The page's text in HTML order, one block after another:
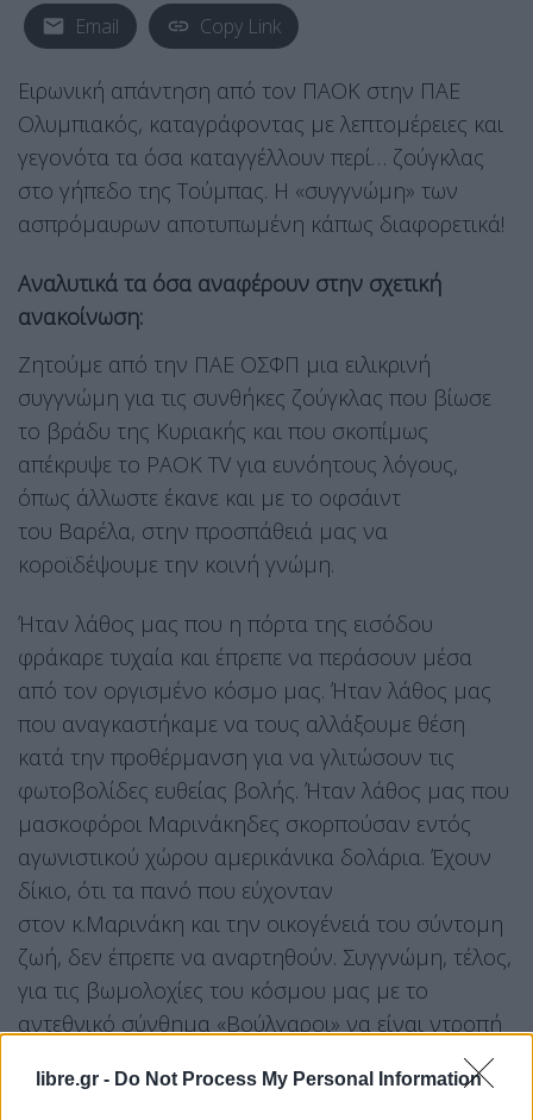
libre.gr - Do Not Process My Personal Information
Email Copy Link
Ειρωνική απάντηση από τον ΠΑΟΚ στην ΠΑΕ
Ολυμπιακός, καταγράφοντας με λεπτομέρειες και
γεγονότα τα όσα καταγγέλλουν περί… ζούγκλας
στο γήπεδο της Τούμπας. Η «συγγνώμη» των
ασπρόμαυρων αποτυπωμένη κάπως διαφορετικά!
Αναλυτικά τα όσα αναφέρουν στην σχετική
ανακοίνωση:
Ζητούμε από την ΠΑΕ ΟΣΦΠ μια ειλικρινή
συγγνώμη για τις συνθήκες ζούγκλας που βίωσε
το βράδυ της Κυριακής και που σκοπίμως
απέκρυψε το PAOK TV για ευνόητους λόγους,
όπως άλλωστε έκανε και με το οφσάιντ
του Βαρέλα, στην προσπάθειά μας να
κοροϊδέψουμε την κοινή γνώμη.
Ήταν λάθος μας που η πόρτα της εισόδου
φράκαρε τυχαία και έπρεπε να περάσουν μέσα
από τον οργισμένο κόσμο μας. Ήταν λάθος μας
που αναγκαστήκαμε να τους αλλάξουμε θέση
κατά την προθέρμανση για να γλιτώσουν τις
φωτοβολίδες ευθείας βολής. Ήταν λάθος μας που
μασκοφόροι Μαρινάκηδες σκορπούσαν εντός
αγωνιστικού χώρου αμερικάνικα δολάρια. Έχουν
δίκιο, ότι τα πανό που εύχονταν
στον κ.Μαρινάκη και την οικογένειά του σύντομη
ζωή, δεν έπρεπε να αναρτηθούν. Συγγνώμη, τέλος,
για τις βωμολοχίες του κόσμου μας με το
αντεθνικό σύνθημα «Βούλγαροι» να είναι ντροπή